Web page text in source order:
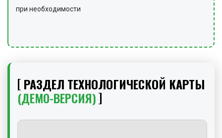
при необходимости
РАЗДЕЛ ТЕХНОЛОГИЧЕСКОЙ КАРТЫ
(ДЕМО-ВЕРСИЯ)